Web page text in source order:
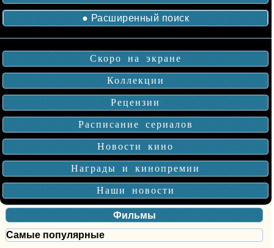
● Расширенный поиск
Скоро на экране
Коллекции
Рецензии
Расписание сериалов
Новости кино
Награды и кинопремии
Наши новости
Фильмы
Самые популярные